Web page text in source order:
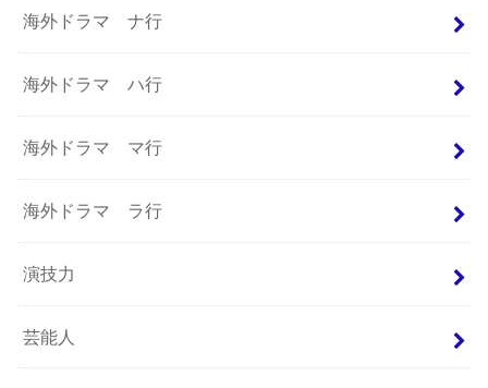
海外ドラマ ナ行
海外ドラマ ハ行
海外ドラマ マ行
海外ドラマ ラ行
演技力
芸能人